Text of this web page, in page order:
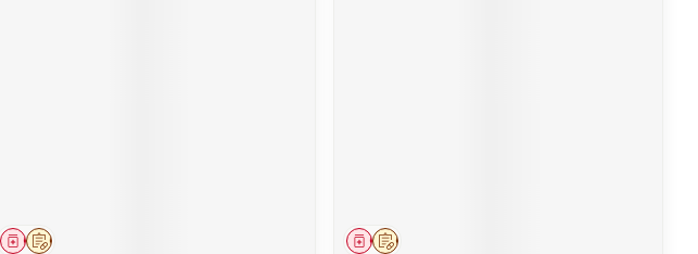
Op voorschrift
Geneesmiddel Op voorschrift
Geneesmiddel